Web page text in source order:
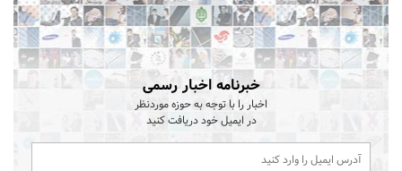
خبرنامه اخبار رسمی
اخبار را با توجه به حوزه موردنظر
در ایمیل خود دریافت کنید